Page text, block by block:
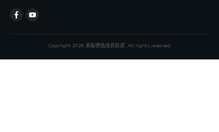
Copyright 2026 美股價值成長投資, All rights reserved.